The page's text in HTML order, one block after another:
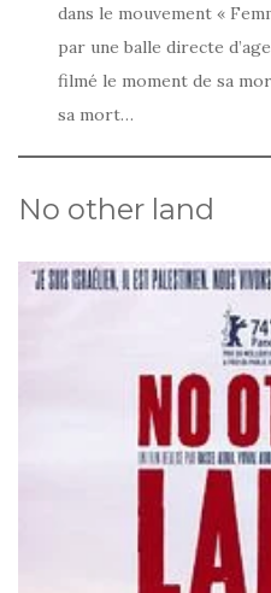
dans le mouvement «
par une balle directe
filmé le moment de sa
sa mort…
No other land